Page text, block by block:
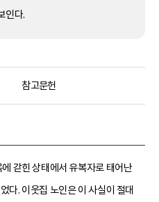
인다.
참고문헌
갇힌 상태에서 유복자로 태어난
다. 이웃집 노인은 이 사실이 절대